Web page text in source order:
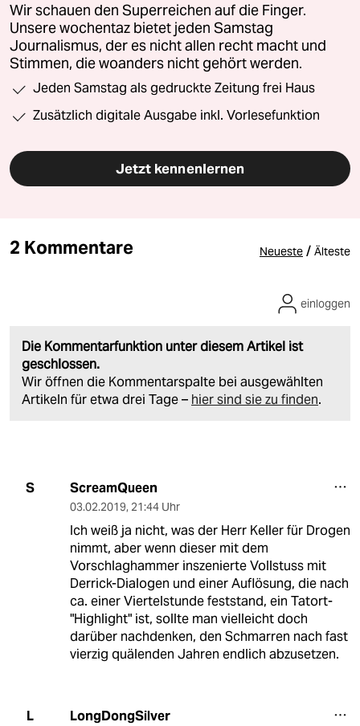
Wir schauen den Superreichen auf die Finger.
Unsere wochentaz bietet jeden Samstag
Journalismus, der es nicht allen recht macht und
Stimmen, die woanders nicht gehört werden.
Jeden Samstag als gedruckte Zeitung frei Haus
Zusätzlich digitale Ausgabe inkl. Vorlesefunktion
Jetzt kennenlernen
2 Kommentare Neueste / Älteste
Die Kommentarfunktion unter diesem Artikel ist
geschlossen.
Wir öffnen die Kommentarspalte bei ausgewählten
Artikeln für etwa drei Tage – hier sind sie zu finden.
einloggen
S ScreamQueen
03.02.2019, 21:44 Uhr
Ich weiß ja nicht, was der Herr Keller für Drogen
nimmt, aber wenn dieser mit dem
Vorschlaghammer inszenierte Vollstuss mit
Derrick-Dialogen und einer Auflösung, die nach
ca. einer Viertelstunde feststand, ein Tatort-
"Highlight" ist, sollte man vielleicht doch
darüber nachdenken, den Schmarren nach fast
vierzig quälenden Jahren endlich abzusetzen.
L LongDongSilver